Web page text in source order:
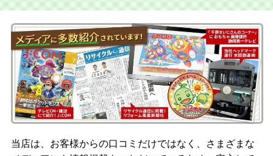
当店は、お客様からの口コミだけではなく、さまざまな